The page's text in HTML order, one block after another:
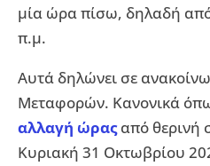
μία ώρα πίσω, δηλαδή
π.μ.
Αυτά δηλώνει σε
Μεταφορών. Κανονικά
αλλαγή ώραςαπό θερινή
Κυριακή 31 Οκτωβρίου